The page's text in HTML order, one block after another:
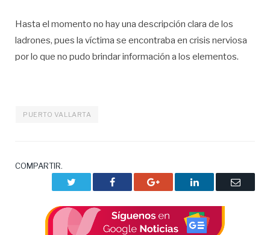
Hasta el momento no hay una descripción clara de los
ladrones, pues la víctima se encontraba en crisis nerviosa
por lo que no pudo brindar información a los elementos.
PUERTO VALLARTA
COMPARTIR.
Facebook Google+ LinkedIn
Correo